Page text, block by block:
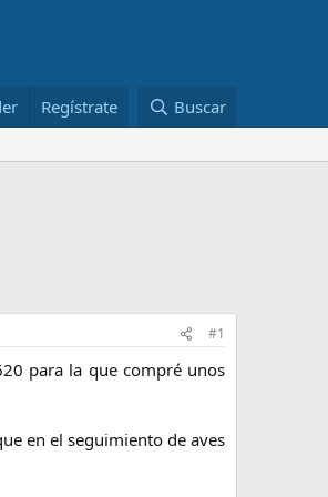
Regístrate Buscar
#1
para la que compré unos
en el seguimiento de aves